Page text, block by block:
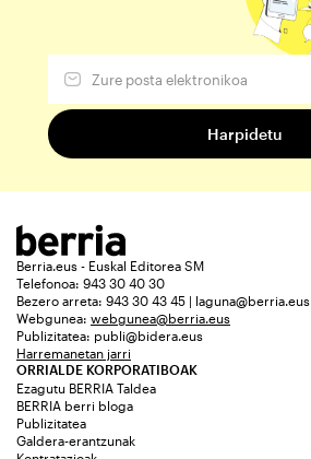
Berria.eus - Euskal Editorea SM
Telefonoa: 943 30 40 30
Bezero arreta: 943 30 43 45 | laguna@berria.eus
Webgunea: webgunea@berria.eus
Publizitatea: publi@bidera.eus
Harremanetan jarri
ORRIALDE KORPORATIBOAK
Ezagutu BERRIA Taldea
BERRIA berri bloga
Publizitatea
Galdera-erantzunak